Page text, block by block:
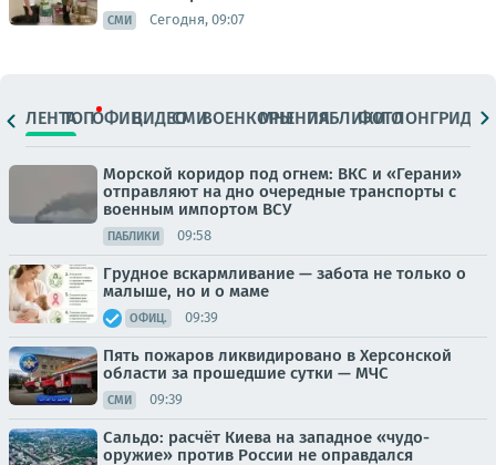
СМИ Сегодня, 09:07
ЛЕНТАТОПОФИЦ.ВИДЕОСМИВОЕНКОРЫМНЕНИЯПАБЛИКИ
ФОТОЛОНГРИДЫ
Морской коридор под огнем: ВКС и «Герани»
отправляют на дно очередные транспорты с
военным импортом ВСУ
ПАБЛИКИ 09:58
Грудное вскармливание — забота не только о
малыше, но и о маме
ОФИЦ. 09:39
Пять пожаров ликвидировано в Херсонской
области за прошедшие сутки — МЧС
СМИ 09:39
Сальдо: расчёт Киева на западное «чудо-
оружие» против России не оправдался